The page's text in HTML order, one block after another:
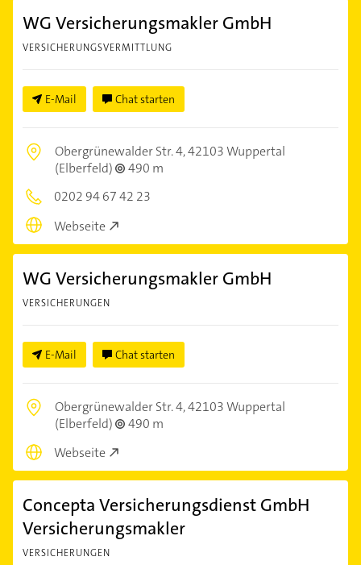
WG Versicherungsmakler GmbH
VERSICHERUNGSVERMITTLUNG
E-Mail Chat starten
Obergrünewalder Str. 4,42103 Wuppertal
(Elberfeld)
490 m
0202 94 67 42 23
Webseite
WG Versicherungsmakler GmbH
VERSICHERUNGEN
E-Mail Chat starten
Obergrünewalder Str. 4,42103 Wuppertal
(Elberfeld)
490 m
Webseite
Concepta Versicherungsdienst GmbH
Versicherungsmakler
VERSICHERUNGEN